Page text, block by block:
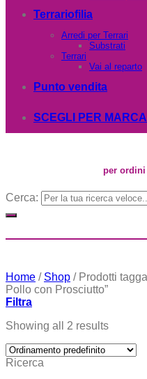
Terrariofilia
Arredi per Terrari
Substrati
Terrari
Vai al reparto
Punto vendita
SCEGLI PER MARCA
per ordini
Cerca:
Home / Shop /Prodotti
Pollo con Prosciutto”
Filtra
Showing all 2 results
Ricerca